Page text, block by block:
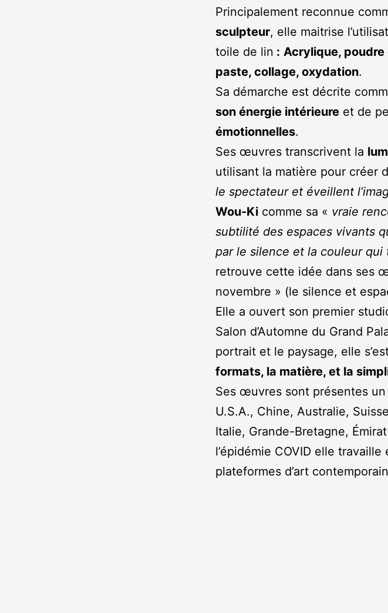
Principalement reconnue
sculpteur, elle maitrise
toile de lin : Acrylique, poudre
paste, collage, oxydation.
Sa démarche est décrite
son énergie intérieure et de
émotionnelles.
Ses œuvres transcrivent la
utilisant la matière pour créer
le spectateur et éveillent
Wou-Ki comme sa « vraie
subtilité des espaces vivants
par le silence et la couleur
retrouve cette idée dans ses
novembre » (le silence et
Elle a ouvert son premier
Salon d’Automne du Grand
portrait et le paysage, elle
formats, la matière, et la
Ses œuvres sont présentes
U.S.A., Chine, Australie,
Italie, Grande-Bretagne,
l’épidémie COVID elle
plateformes d’art